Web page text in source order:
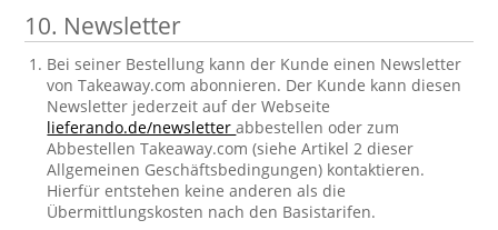
10. Newsletter
Bei seiner Bestellung kann der Kunde einen Newsletter
von Takeaway.com abonnieren. Der Kunde kann diesen
Newsletter jederzeit auf der Webseite
lieferando.de/newsletterabbestellen oder zum
Abbestellen Takeaway.com (siehe Artikel 2 dieser
Allgemeinen Geschäftsbedingungen) kontaktieren.
Hierfür entstehen keine anderen als die
Übermittlungskosten nach den Basistarifen.